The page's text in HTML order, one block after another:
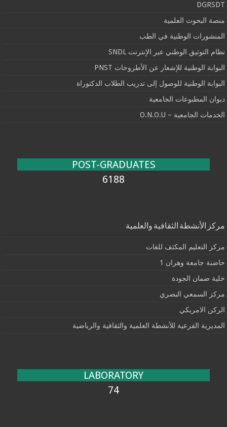
DGRSDT
منصة البحوث العلمية
المنشورات الوطنية في الطب
نظام التوثيق الوطني عبر الإنترنت SNDL
البوابة الوطنية للإشعار عن الأطروحات PNST
البوابة الوطنية للوصول إلى تدريب الطلاب الدكتوراة
ديوان المطبوعات الجامعية
الخدمات الجامعية – O.N.O.U
POST-GRADUATES
6188
مركز الأنشطة الثقافية والعلمية
مركز التعليم المكثف للغات
حاضنة جامعة وهران 1
خلية ضمان الجودة
مركز السمعي البصري
الركن الامريكي
المديرية الفرعية للأنشطة العلمية والثقافية والرياضية
LABORATORY
74